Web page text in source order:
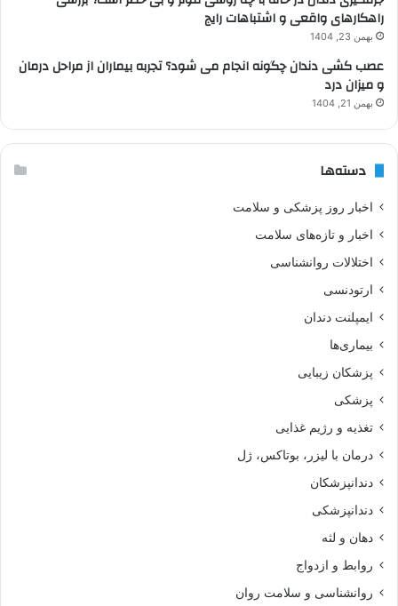
راهکارهای واقعی و اشتباهات رایج
بهمن 23, 1404
عصب کشی دندان چگونه انجام می شود؟ تجربه بیماران از مراحل درمان
و میزان درد
بهمن 21, 1404
دسته‌ها
اخبار روز پزشکی و سلامت
اخبار و تازه‌های سلامت
اختلالات روانشناسی
ارتودنسی
ایمپلنت دندان
بیماری‌ها
پزشکان زیبایی
پزشکی
تغذیه و رژیم غذایی
درمان با لیزر، بوتاکس، ژل
دندانپزشکان
دندانپزشکی
دهان و لثه
روابط و ازدواج
روانشناسی و سلامت روان